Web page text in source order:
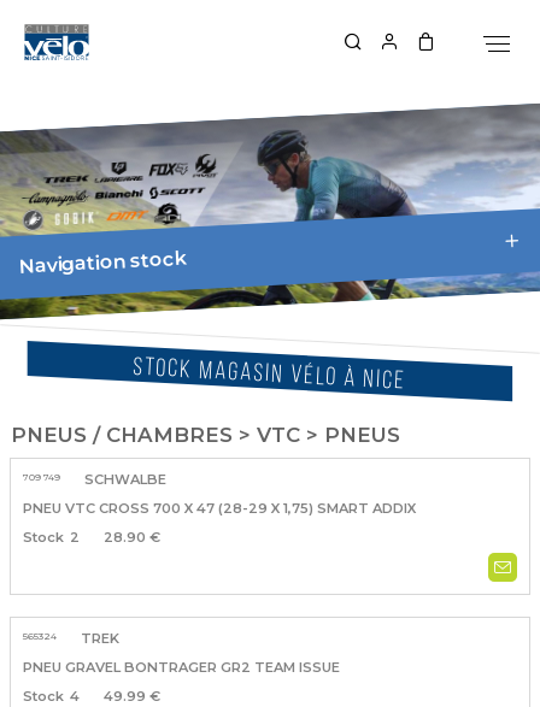
STOCK MAGASIN VÉLO À NICE
PNEUS / CHAMBRES > VTC > PNEUS
709 749
SCHWALBE
PNEU VTC CROSS 700 X 47 (28-29 X 1,75) SMART ADDIX
2
28.90 €
565324
TREK
PNEU GRAVEL BONTRAGER GR2 TEAM ISSUE
4
49.99 €
Navigation stock